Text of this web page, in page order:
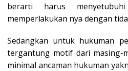
berarti harus
memperlakukan nya dengan
Sedangkan untuk hukuman
tergantung motif dari masing-
minimal ancaman hukuman